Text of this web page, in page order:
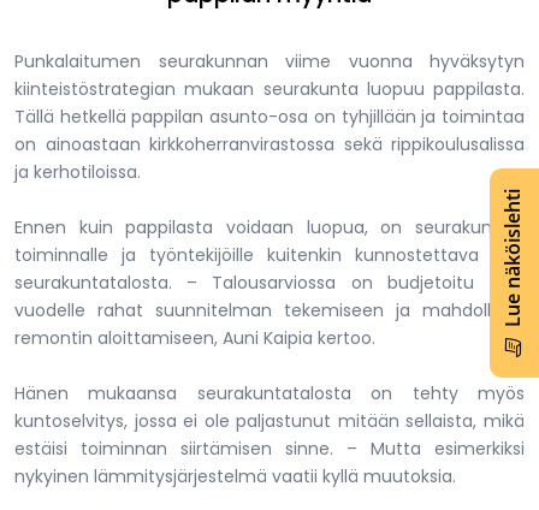
Lue näköislehti
Punkalaitumen seurakunnan viime vuonna hyväksytyn
kiinteistöstrategian mukaan seurakunta luopuu pappilasta.
Tällä hetkellä pappilan asunto-osa on tyhjillään ja toimintaa
on ainoastaan kirkkoherranvirastossa sekä rippikoulusalissa
ja kerhotiloissa.
Ennen kuin pappilasta voidaan luopua, on seurakunnan
toiminnalle ja työntekijöille kuitenkin kunnostettava tilat
seurakuntatalosta. – Talousarviossa on budjetoitu tälle
vuodelle rahat suunnitelman tekemiseen ja mahdollisen
remontin aloittamiseen, Auni Kaipia kertoo.
Hänen mukaansa seurakuntatalosta on tehty myös
kuntoselvitys, jossa ei ole paljastunut mitään sellaista, mikä
estäisi toiminnan siirtämisen sinne. – Mutta esimerkiksi
nykyinen lämmitysjärjestelmä vaatii kyllä muutoksia.